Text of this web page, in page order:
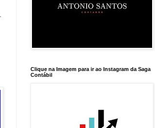
Clique na Imagem para ir ao Instagram da Saga
Contábil